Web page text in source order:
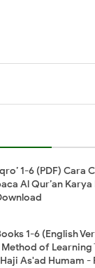
1-6 (PDF) Cara
Al Qur’an Karya
1-6 (English
of Learning
As'ad Humam -